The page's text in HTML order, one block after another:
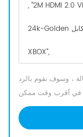
، وسوف نقوم بالرد